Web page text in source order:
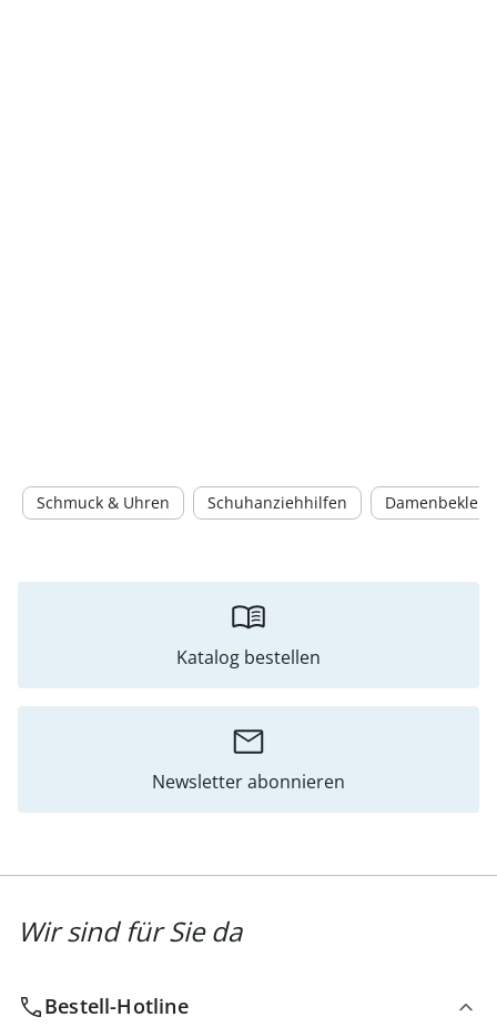
Schmuck & Uhren Schuhanziehhilfen
Katalog bestellen
Newsletter abonnieren
Wir sind für Sie da
Bestell-Hotline